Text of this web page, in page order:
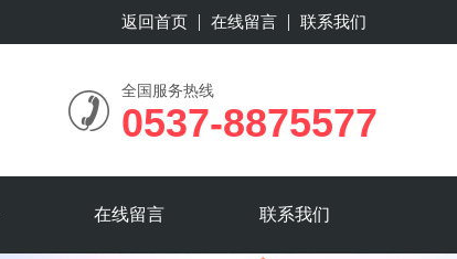
返回首页 在线留言 联系我们
全国服务热线
0537-8875577
在线留言 联系我们